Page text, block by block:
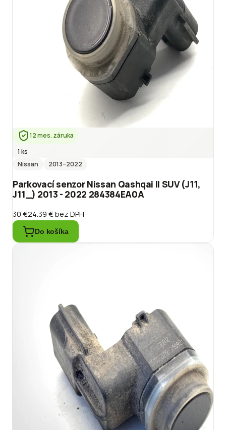
12 mes. záruka
1 ks
Nissan
2013–2022
Parkovací senzor Nissan Qashqai II SUV (J11,
J11_) 2013 - 2022 284384EA0A
30 €24.39 €bez DPH
Do košíka